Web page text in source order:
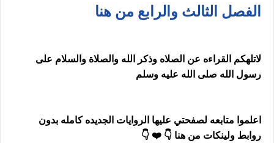
الفصل الثالث والرابع من هنا
لاتلهكم القراءه عن الصلاه وذكر الله والصلاة والسلام على
رسول الله صلى الله عليه وسلم
اعلموا متابعه لصفحتي عليها الروايات الجديده كامله بدون
روابط ولينكات من هنا 👇 ❤️ 👇